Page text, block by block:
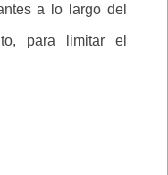
a lo largo del
para limitar el